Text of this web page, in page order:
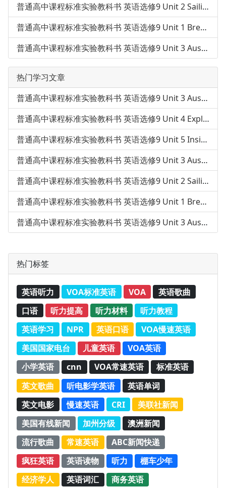
普通高中课程标准实验教科书 英语选修9 Unit 2 Sailing the ocea
普通高中课程标准实验教科书 英语选修9 Unit 1 Breaking records
普通高中课程标准实验教科书 英语选修9 Unit 3 Australia-Using
热门学习文章
普通高中课程标准实验教科书 英语选修9 Unit 3 Australia-Words
普通高中课程标准实验教科书 英语选修9 Unit 4 Exploring plants
普通高中课程标准实验教科书 英语选修9 Unit 5 Inside advertisi
普通高中课程标准实验教科书 英语选修9 Unit 3 Australia-Readin
普通高中课程标准实验教科书 英语选修9 Unit 2 Sailing the ocea
普通高中课程标准实验教科书 英语选修9 Unit 1 Breaking records
普通高中课程标准实验教科书 英语选修9 Unit 3 Australia-Using
热门标签
英语听力 VOA标准英语 VOA
英语歌曲
口语
听力提高 听力材料
听力教程
英语学习
NPR 英语口语
VOA慢速英语
美国国家电台
儿童英语
VOA英语
小学英语
cnn VOA常速英语
标准英语
英文歌曲
听电影学英语
英语单词
英文电影
慢速英语 CRI
美联社新闻
美国有线新闻
加州分级
澳洲新闻
流行歌曲
常速英语
ABC新闻快递
疯狂英语
英语读物 听力
棚车少年
经济学人
英语词汇 商务英语